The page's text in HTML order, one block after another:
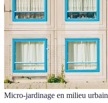
Micro-jardinage en milieu urbain